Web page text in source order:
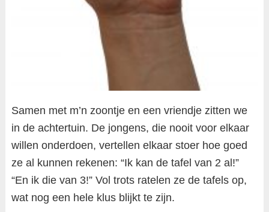
Samen met m’n zoontje en een vriendje zitten we
in de achtertuin. De jongens, die nooit voor elkaar
willen onderdoen, vertellen elkaar stoer hoe goed
ze al kunnen rekenen: “Ik kan de tafel van 2 al!”
“En ik die van 3!” Vol trots ratelen ze de tafels op,
wat nog een hele klus blijkt te zijn.